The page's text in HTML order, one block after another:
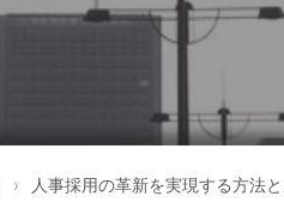
人事採用の革新を実現する方法